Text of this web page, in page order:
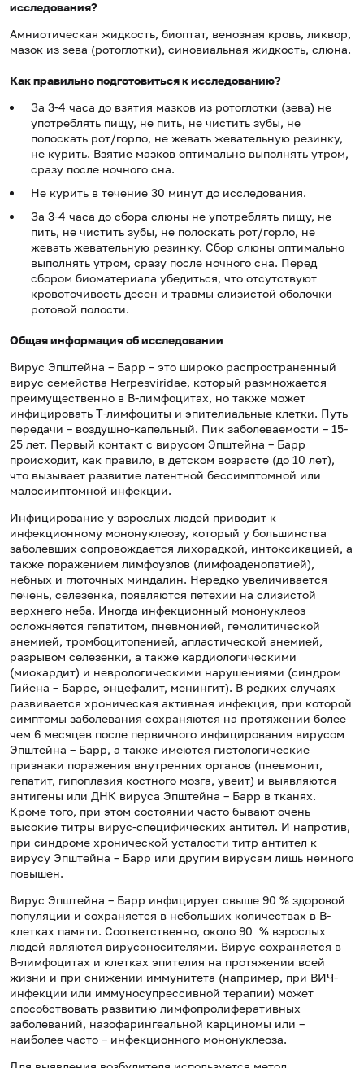
исследования?
Амниотическая жидкость, биоптат, венозная кровь, ликвор,
мазок из зева (ротоглотки), синовиальная жидкость, слюна.
Как правильно подготовиться к исследованию?
За 3-4 часа до взятия мазков из ротоглотки (зева) не
употреблять пищу, не пить, не чистить зубы, не
полоскать рот/горло, не жевать жевательную резинку,
не курить. Взятие мазков оптимально выполнять утром,
сразу после ночного сна.
Не курить в течение 30 минут до исследования.
За 3-4 часа до сбора слюны не употреблять пищу, не
пить, не чистить зубы, не полоскать рот/горло, не
жевать жевательную резинку. Сбор слюны оптимально
выполнять утром, сразу после ночного сна. Перед
сбором биоматериала убедиться, что отсутствуют
кровоточивость десен и травмы слизистой оболочки
ротовой полости.
Общая информация об исследовании
Вирус Эпштейна – Барр – это широко распространенный
вирус семейства Herpesviridae, который размножается
преимущественно в B-лимфоцитах, но также может
инфицировать Т-лимфоциты и эпителиальные клетки. Путь
передачи – воздушно-капельный. Пик заболеваемости – 15-
25 лет. Первый контакт с вирусом Эпштейна – Барр
происходит, как правило, в детском возрасте (до 10 лет),
что вызывает развитие латентной бессимптомной или
малосимптомной инфекции.
Инфицирование у взрослых людей приводит к
инфекционному мононуклеозу, который у большинства
заболевших сопровождается лихорадкой, интоксикацией, а
также поражением лимфоузлов (лимфоаденопатией),
небных и глоточных миндалин. Нередко увеличивается
печень, селезенка, появляются петехии на слизистой
верхнего неба. Иногда инфекционный мононуклеоз
осложняется гепатитом, пневмонией, гемолитической
анемией, тромбоцитопенией, апластической анемией,
разрывом селезенки, а также кардиологическими
(миокардит) и неврологическими нарушениями (синдром
Гийена – Барре, энцефалит, менингит). В редких случаях
развивается хроническая активная инфекция, при которой
симптомы заболевания сохраняются на протяжении более
чем 6 месяцев после первичного инфицирования вирусом
Эпштейна – Барр, а также имеются гистологические
признаки поражения внутренних органов (пневмонит,
гепатит, гипоплазия костного мозга, увеит) и выявляются
антигены или ДНК вируса Эпштейна – Барр в тканях.
Кроме того, при этом состоянии часто бывают очень
высокие титры вирус-специфических антител. И напротив,
при синдроме хронической усталости титр антител к
вирусу Эпштейна – Барр или другим вирусам лишь немного
повышен.
Вирус Эпштейна – Барр инфицирует свыше 90 % здоровой
популяции и сохраняется в небольших количествах в В-
клетках памяти. Соответственно, около 90 % взрослых
людей являются вирусоносителями. Вирус сохраняется в
В-лимфоцитах и клетках эпителия на протяжении всей
жизни и при снижении иммунитета (например, при ВИЧ-
инфекции или иммуносупрессивной терапии) может
способствовать развитию лимфопролиферативных
заболеваний, назофарингеальной карциномы или –
наиболее часто – инфекционного мононуклеоза.